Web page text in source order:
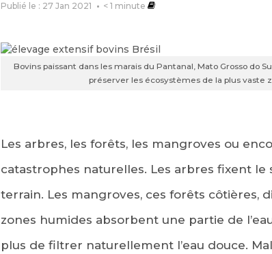
Publié le : 27 Jan 2021 < 1 minute
Bovins paissant dans les marais du Pantanal, Mato Grosso do
préserver les écosystèmes de la plus
Les arbres, les forêts, les mangroves ou
catastrophes naturelles. Les arbres fixent
terrain. Les mangroves, ces forêts côtières,
zones humides absorbent une partie de
plus de filtrer naturellement l’eau douce.